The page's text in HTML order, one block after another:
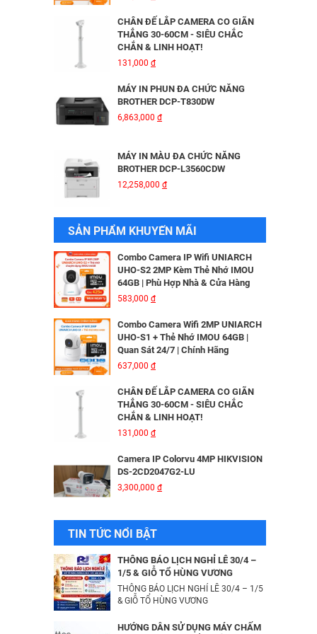
CHÂN ĐẾ LẮP CAMERA CO GIÃN
THẲNG 30-60CM - SIÊU CHẮC
CHẮN & LINH HOẠT!
131,000 đ
MÁY IN PHUN ĐA CHỨC NĂNG
BROTHER DCP-T830DW
6,863,000 đ
MÁY IN MÀU ĐA CHỨC NĂNG
BROTHER DCP-L3560CDW
12,258,000 đ
MÁY IN BROTHER DCP - B7640DW
MÁY IN BROTHER DCP-B7620DW
5,690,000
MÁY IN KIM EPSON LQ310 - 01 Y
6,335,000
Bộ Lưu Điện Santak C10KS‑LCD
53,678,000
Bộ lưu điện UPS Online SANTAK
33,501,000đ
Camera IP Wifi 2MP UNIARCH T1L-
2WT Kèm Thẻ Nhớ IMOU 64GB |
Xem Từ Xa | Dễ Lắp Đặt
425,000 đ
Camera IP Wifi 2MP UNIARCH UHO-
SẢN PHẨM KHUYẾN MÃI
3,816,000đ
BỘ MỞ RỘNG CÁP QUANG HDMI
KVM MT-VIKI MT-HK020
5,600,000đ
Camera IP Wifi 2MP UNIARCH T1L-
425,000đ
Camera IP Wifi 2MP UNIARCH UHO-
Từ Xa | Dễ Lắp Đặt
624,000đ
Combo Camera IP Wifi UNIARCH
UHO-S2 2MP Kèm Thẻ Nhớ IMOU
64GB | Phù Hợp Nhà & Cửa Hàng
583,000 đ
Combo Camera Wifi 2MP UNIARCH
UHO-S1 + Thẻ Nhớ IMOU 64GB |
Quan Sát 24/7 | Chính Hãng
637,000 đ
CHÂN ĐẾ LẮP CAMERA CO GIÃN
THẲNG 30-60CM - SIÊU CHẮC
CHẮN & LINH HOẠT!
131,000 đ
Camera IP Colorvu 4MP HIKVISION
DS-2CD2047G2-LU
3,300,000 đ
Camera IP 4MP HIKVISION DS-
2CD2043G2-IU
2,376,000 đ
Camera IP Dome 4.0 Megapixel
HIKVISION DS-2CD2346G2-ISU/SL​
3,256,000 đ
TIN TỨC NỔI BẬT
THÔNG BÁO LỊCH NGHỈ LỄ 30/4 –
1/5 & GIỖ TỔ HÙNG VƯƠNG
THÔNG BÁO LỊCH NGHỈ LỄ 30/4 – 1/5
& GIỖ TỔ HÙNG VƯƠNG
HƯỚNG DẪN SỬ DỤNG MÁY CHẤM